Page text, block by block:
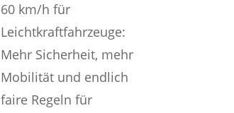
60 km/h für
Leichtkraftfahrzeuge:
Mehr Sicherheit, mehr
Mobilität und endlich
faire Regeln für